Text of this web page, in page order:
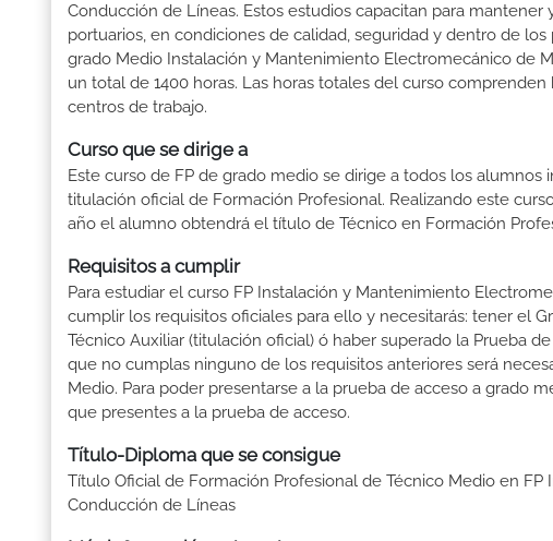
Conducción de Líneas. Estos estudios capacitan para
portuarios, en condiciones de calidad, seguridad y dentro de
grado Medio Instalación y Mantenimiento Electromecánico de
un total de 1400 horas. Las horas totales del curso
centros de trabajo.
Curso que se dirige a
Este curso de FP de grado medio se dirige a todos los
titulación oficial de Formación Profesional. Realizando este
año el alumno obtendrá el título de Técnico en Formación
Requisitos a cumplir
Para estudiar el curso FP Instalación y Mantenimiento
cumplir los requisitos oficiales para ello y necesitarás: tener el
Técnico Auxiliar (titulación oficial) ó haber superado la Prueba
que no cumplas ninguno de los requisitos anteriores será
Medio. Para poder presentarse a la prueba de acceso a grado
que presentes a la prueba de acceso.
Título-Diploma que se consigue
Título Oficial de Formación Profesional de Técnico Medio en
Conducción de Líneas